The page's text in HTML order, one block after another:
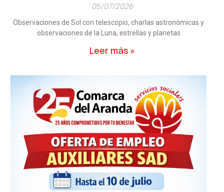
05/07/2026
Observaciones de Sol con telescopio, charlas astronómicas y
observaciones de la Luna, estrellas y planetas
Leer más »